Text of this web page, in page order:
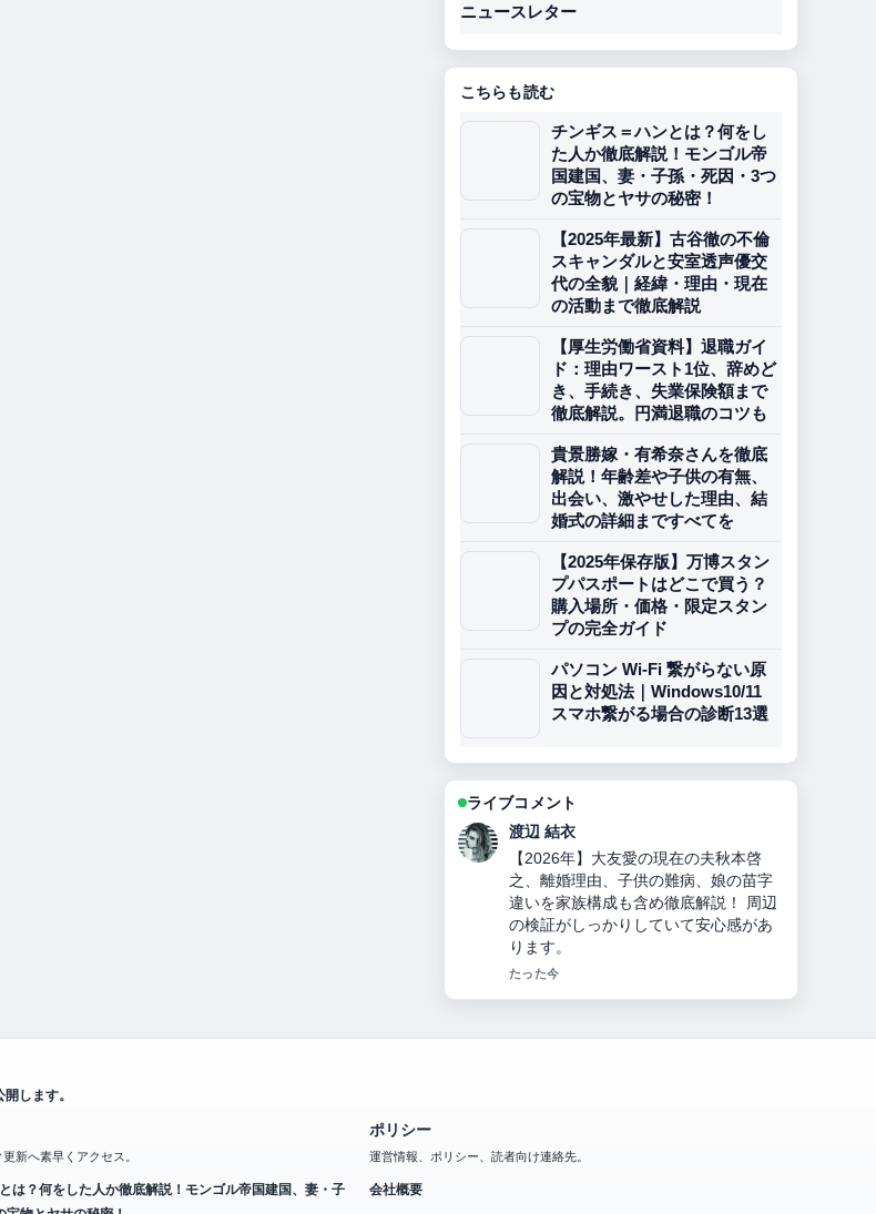
ニュースレター
こちらも読む
チンギス＝ハンとは？何をし
た人か徹底解説！モンゴル帝
国建国、妻・子孫・死因・3つ
の宝物とヤサの秘密！
【2025年最新】古谷徹の不倫
スキャンダルと安室透声優交
代の全貌｜経緯・理由・現在
の活動まで徹底解説
【厚生労働省資料】退職ガイ
ド：理由ワースト1位、辞めど
き、手続き、失業保険額まで
徹底解説。円満退職のコツも
貴景勝嫁・有希奈さんを徹底
解説！年齢差や子供の有無、
出会い、激やせした理由、結
婚式の詳細まですべてを
【2025年保存版】万博スタン
プパスポートはどこで買う？
購入場所・価格・限定スタン
プの完全ガイド
パソコン Wi-Fi 繋がらない原
因と対処法｜Windows10/11
スマホ繋がる場合の診断13選
ライブコメント
小林 大智
チンギス＝ハンとは？何をした人か徹
底解説！モンゴル帝国建国、妻・子
孫・死因・3つの宝物とヤサの秘密！
の整理がとても分かりやすいです。今
日の中でも特に読みやすいです。
3 分前
します。
新へ素早くアクセス。
は？何をした人か徹底解説！モンゴル帝国建国、妻・子
ポリシー
運営情報、ポリシー、読者向け連絡先。
会社概要